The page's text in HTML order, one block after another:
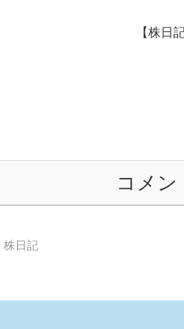
【株日
コメン
株日記